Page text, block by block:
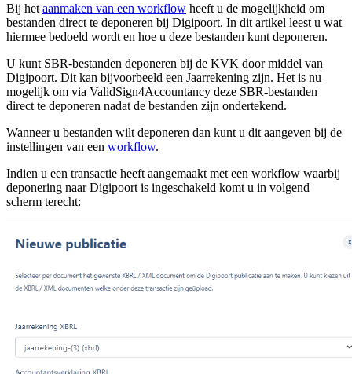
Bij het aanmaken van een workflow heeft u de mogelijkheid om
bestanden direct te deponeren bij Digipoort. In dit artikel leest u wat
hiermee bedoeld wordt en hoe u deze bestanden kunt deponeren.
U kunt SBR-bestanden deponeren bij de KVK door middel van
Digipoort. Dit kan bijvoorbeeld een Jaarrekening zijn. Het is nu
mogelijk om via ValidSign4Accountancy deze SBR-bestanden
direct te deponeren nadat de bestanden zijn ondertekend.
Wanneer u bestanden wilt deponeren dan kunt u dit aangeven bij de
instellingen van een workflow.
Indien u een transactie heeft aangemaakt met een workflow waarbij
deponering naar Digipoort is ingeschakeld komt u in volgend
scherm terecht: